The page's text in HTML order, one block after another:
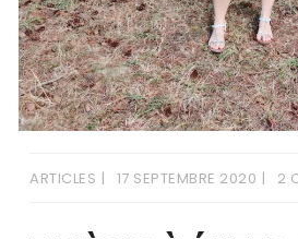
ARTICLES 17 SEPTEMBRE 2020 2